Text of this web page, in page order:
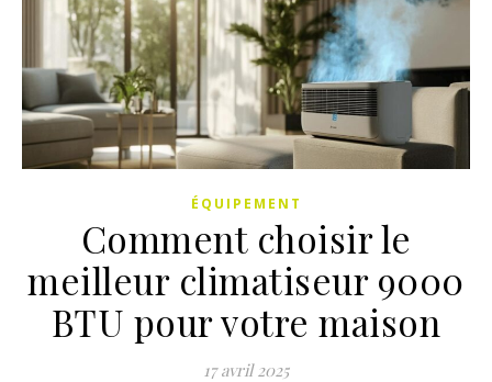
ÉQUIPEMENT
Comment choisir le
meilleur climatiseur 9000
BTU pour votre maison
17 avril 2025